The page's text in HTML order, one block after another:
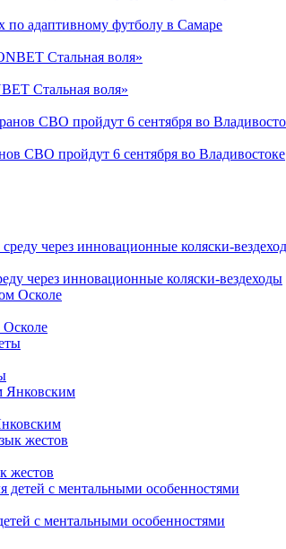
по адаптивному футболу в Самаре
Стальная воля»
СВО пройдут 6 сентября во Владивостоке
через инновационные коляски-вездеходы
жестов
с ментальными особенностями